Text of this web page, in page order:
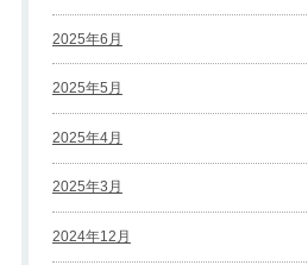
2025年6月
2025年5月
2025年4月
2025年3月
2024年12月